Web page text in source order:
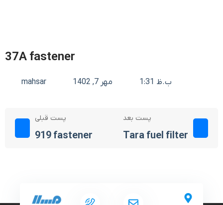
37A fastener
mahsar مهر 7, 1402 1:31 ب.ظ
پست قبلی
919 fastener
پست بعد
Tara fuel filter